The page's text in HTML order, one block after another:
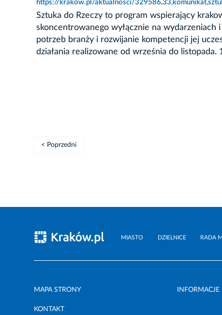
https://krakow.pl/aktualnosci/
Sztuka do Rzeczy to program wspierający
skoncentrowanego wyłącznie na
potrzeb branży i rozwijanie kompetencji jej
działania realizowane od września do
< Poprzedni
MIASTO DZIELNICE RADA
MAPA STRONY
KONTAKT